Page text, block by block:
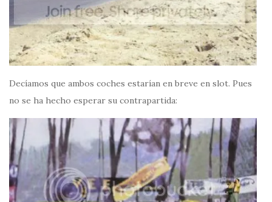
Decíamos que ambos coches estarían en breve en slot. Pues
no se ha hecho esperar su contrapartida: